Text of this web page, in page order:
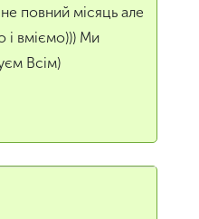
повний місяць але
і вміємо))) Ми
Всім)